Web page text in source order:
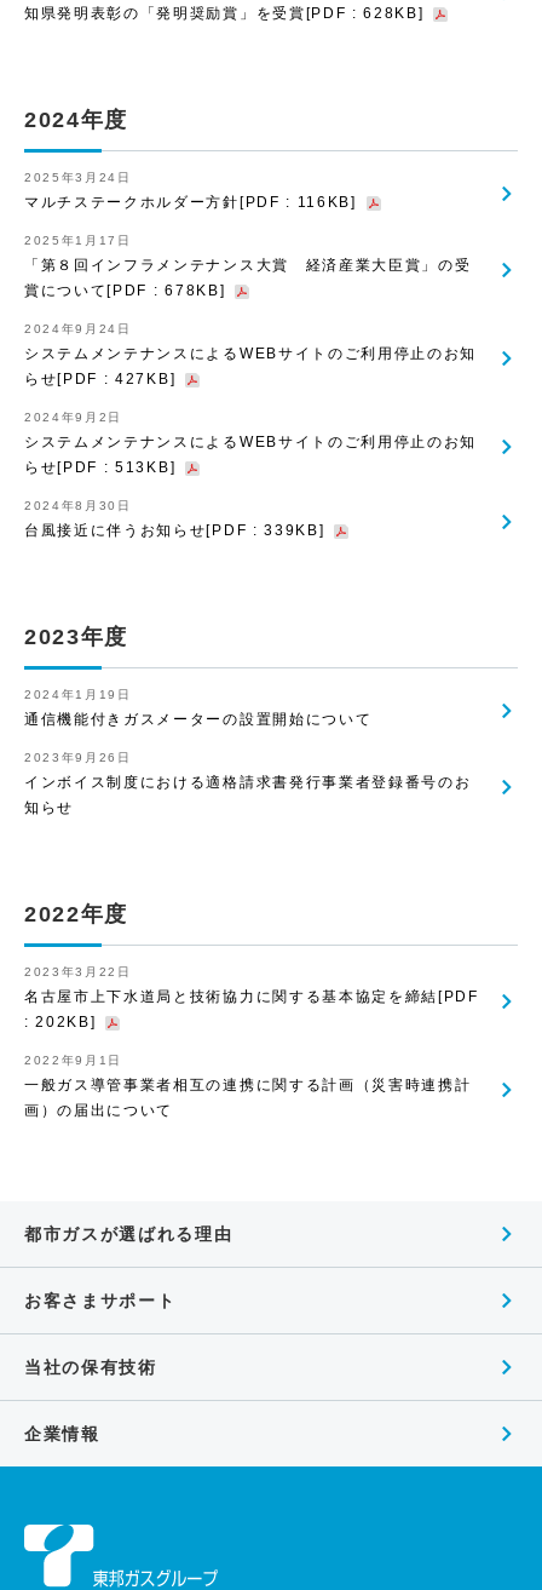
知県発明表彰の「発明奨励賞」を受賞[PDF : 628KB]
2024年度
2025年3月24日
マルチステークホルダー方針[PDF : 116KB]
2025年1月17日
「第８回インフラメンテナンス大賞 経済産業大臣賞」の受
賞について[PDF : 678KB]
2024年9月24日
システムメンテナンスによるWEBサイトのご利用停止のお知
らせ[PDF : 427KB]
2024年9月2日
システムメンテナンスによるWEBサイトのご利用停止のお知
らせ[PDF : 513KB]
2024年8月30日
台風接近に伴うお知らせ[PDF : 339KB]
2023年度
2024年1月19日
通信機能付きガスメーターの設置開始について
2023年9月26日
インボイス制度における適格請求書発行事業者登録番号のお
知らせ
2022年度
2023年3月22日
名古屋市上下水道局と技術協力に関する基本協定を締結[PDF
: 202KB]
2022年9月1日
一般ガス導管事業者相互の連携に関する計画（災害時連携計
画）の届出について
都市ガスが選ばれる理由
お客さまサポート
当社の保有技術
企業情報